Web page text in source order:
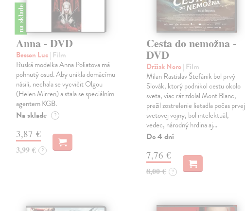
na sklade
Anna - DVD
Besson Luc| Film
Ruská modelka Anna Poliatova má
pohnutý osud. Aby unikla domácímu
násilí, nechala se vycvičit Olgou
(Helen Mirren) a stala se speciálním
agentem KGB.
Na sklade ?
3,87 €
3,99 € ?
Cesta do nemožna -
DVD
Držiak Noro| Film
Milan Rastislav Štefánik bol prvý
Slovák, ktorý podnikol cestu okolo
sveta, viac ráz zdolal Mont Blanc,
prežil zostrelenie lietadla počas prvej
svetovej vojny, bol intelektuál,
vedec, národný hrdina aj…
Do 4 dní
7,76 €
8,00 € ?